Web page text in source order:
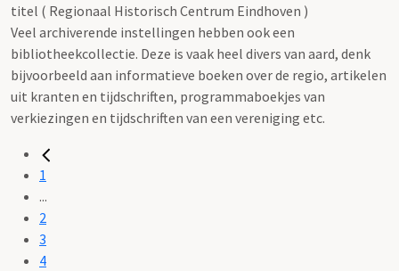
titel ( Regionaal Historisch Centrum Eindhoven )
Veel archiverende instellingen hebben ook een
bibliotheekcollectie. Deze is vaak heel divers van aard, denk
bijvoorbeeld aan informatieve boeken over de regio, artikelen
uit kranten en tijdschriften, programmaboekjes van
verkiezingen en tijdschriften van een vereniging etc.
1
...
2
3
4